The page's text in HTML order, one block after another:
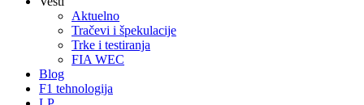
Aktuelno
Tračevi i špekulacije
Trke i testiranja
FIA WEC
Blog
F1 tehnologija